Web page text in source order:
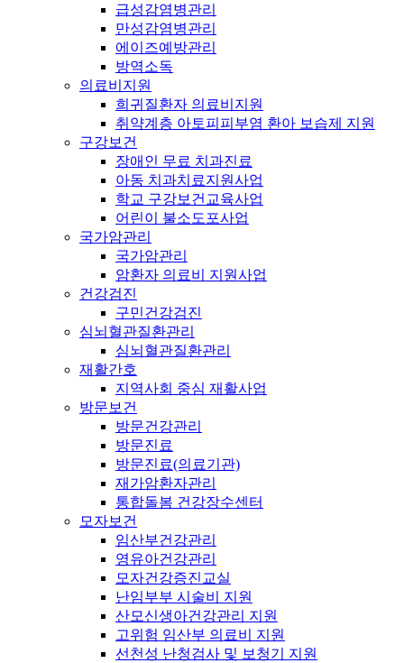
급성감염병관리
만성감염병관리
에이즈예방관리
방역소독
의료비지원
희귀질환자 의료비지원
취약계층 아토피피부염 환아 보습제 지원
구강보건
장애인 무료 치과진료
아동 치과치료지원사업
학교 구강보건교육사업
어린이 불소도포사업
국가암관리
국가암관리
암환자 의료비 지원사업
건강검진
구민건강검진
심뇌혈관질환관리
심뇌혈관질환관리
재활간호
지역사회 중심 재활사업
방문보건
방문건강관리
방문진료
방문진료(의료기관)
재가암환자관리
통합돌봄 건강장수센터
모자보건
임산부건강관리
영유아건강관리
모자건강증진교실
난임부부 시술비 지원
산모신생아건강관리 지원
고위험 임산부 의료비 지원
선천성 난청검사 및 보청기 지원